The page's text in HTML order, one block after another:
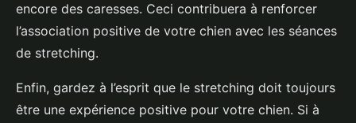
encore des caresses. Ceci contribuera à renforcer
l’association positive de votre chien avec les séances
de stretching.
Enfin, gardez à l’esprit que le stretching doit toujours
être une expérience positive pour votre chien. Si à